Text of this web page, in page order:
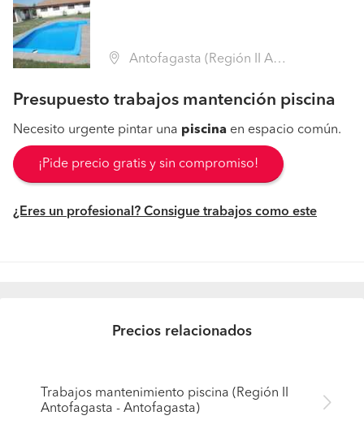
Antofagasta (Región II Antofagasta - Antofagasta)
Presupuesto trabajos mantención piscina
Necesito urgente pintar una piscina en espacio común.
¡Pide precio gratis y sin compromiso!
¿Eres un profesional? Consigue trabajos como este
Precios relacionados
Trabajos mantenimiento piscina (Región II
Antofagasta - Antofagasta)